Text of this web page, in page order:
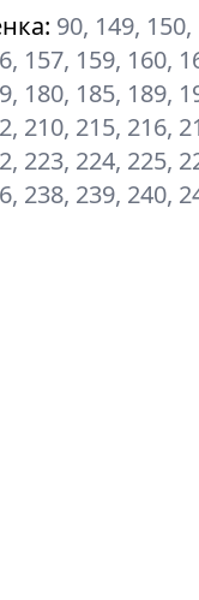
: 90, 149,
157, 159, 160,
180, 185, 189,
210, 215, 216,
223, 224, 225,
238, 239, 240,